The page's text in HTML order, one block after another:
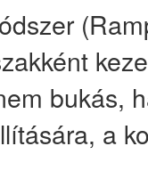
bukás,
a